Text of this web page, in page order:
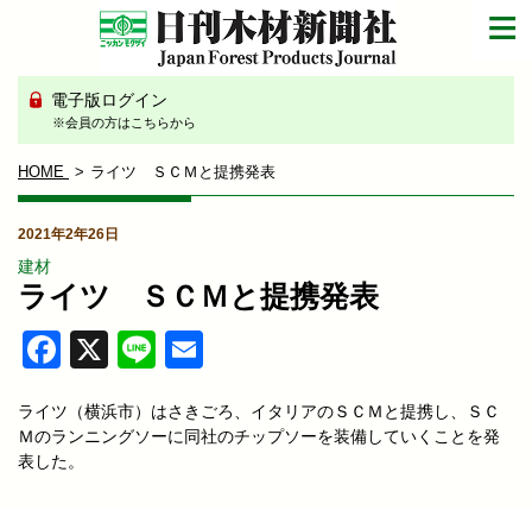
電子版ログイン
※会員の方はこちらから
HOME ライツ ＳＣＭと提携発表
2021年2年26日
建材
ライツ ＳＣＭと提携発表
Facebook
X Line
ライツ（横浜市）はさきごろ、イタリアのＳＣＭと提携し、ＳＣ
Ｍのランニングソーに同社のチップソーを装備していくことを発
表した。